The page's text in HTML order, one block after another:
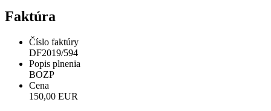
Faktúra
Číslo faktúry
DF2019/594
Popis plnenia
BOZP
Cena
150,00 EUR